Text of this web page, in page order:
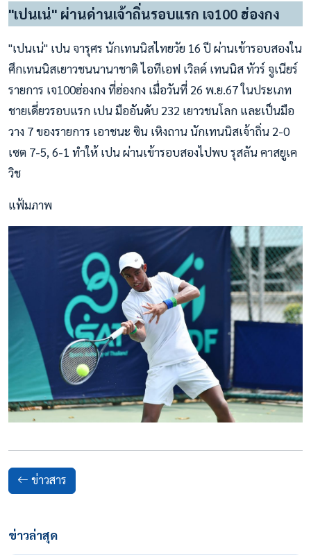
"เปนเน่" ผ่านด่านเจ้าถิ่นรอบแรก เจ100 ฮ่องกง
"เปนเน่" เปน จารุศร นักเทนนิสไทยวัย 16 ปี ผ่านเข้ารอบสองใน
ศึกเทนนิสเยาวชนนานาชาติ ไอทีเอฟ เวิลด์ เทนนิส ทัวร์ จูเนียร์
รายการ เจ100ฮ่องกง ที่ฮ่องกง เมื่อวันที่ 26 พ.ย.67 ในประเภท
ชายเดี่ยวรอบแรก เปน มืออันดับ 232 เยาวชนโลก และเป็นมือ
วาง 7 ของรายการ เอาชนะ ซิน เหิงถาน นักเทนนิสเจ้าถิ่น 2-0
เซต 7-5, 6-1 ทำให้ เปน ผ่านเข้ารอบสองไปพบ รุสลัน คาสยูเค
วิช
แฟ้มภาพ
ข่าวสาร
ข่าวล่าสุด